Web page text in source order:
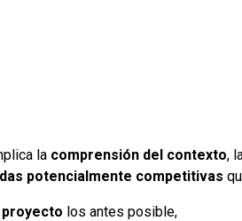
la comprensión del contexto,
potencialmente competitivas
los antes posible,